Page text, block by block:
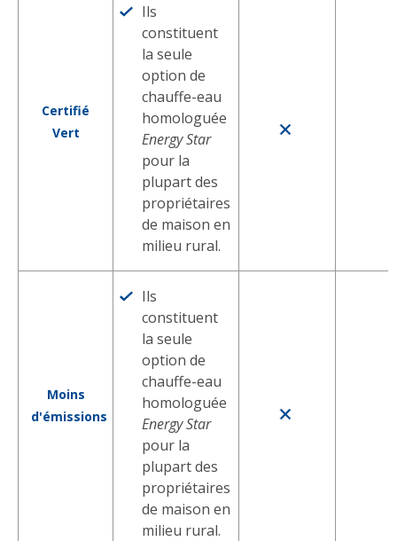
Certifié
Vert
Ils
constituent
la seule
option de
chauffe-eau
homologuée
Energy Star
pour la
plupart des
propriétaires
de maison en
milieu rural.
Moins
d'émissions
Ils
constituent
la seule
option de
chauffe-eau
homologuée
Energy Star
pour la
plupart des
propriétaires
de maison en
milieu rural.